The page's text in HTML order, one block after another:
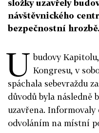
složky uzavřely
návštěvnického
bezpečnostní hrozbě.
U budovy
Kongresu, v
spáchala sebevraždu
důvodů byla následně
uzavřena. Informovaly
odvoláním na místní